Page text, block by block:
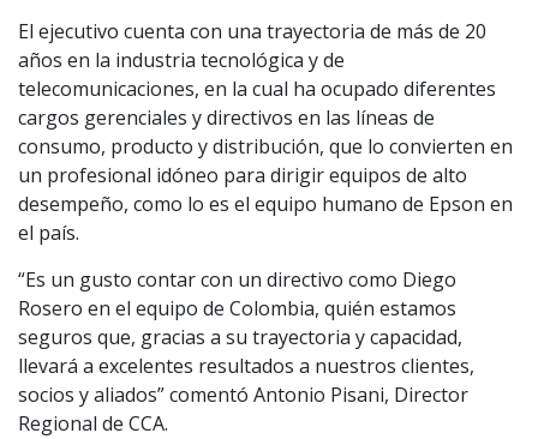
El ejecutivo cuenta con una trayectoria de más de 20
años en la industria tecnológica y de
telecomunicaciones, en la cual ha ocupado diferentes
cargos gerenciales y directivos en las líneas de
consumo, producto y distribución, que lo convierten en
un profesional idóneo para dirigir equipos de alto
desempeño, como lo es el equipo humano de Epson en
el país.
“Es un gusto contar con un directivo como Diego
Rosero en el equipo de Colombia, quién estamos
seguros que, gracias a su trayectoria y capacidad,
llevará a excelentes resultados a nuestros clientes,
socios y aliados” comentó Antonio Pisani, Director
Regional de CCA.